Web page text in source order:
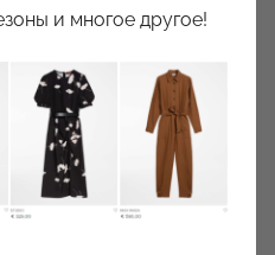
и многое другое!